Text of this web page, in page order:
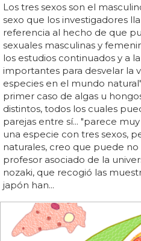
Los tres sexos son el
sexo que los investigadores
referencia al hecho de que
sexuales masculinas y
los estudios continuados y a
importantes para desvelar la
especies en el mundo
primer caso de algas u
distintos, todos los cuales
parejas entre sí... "parece
una especie con tres sexos,
naturales, creo que puede no
profesor asociado de la
nozaki, que recogió las
japón han...